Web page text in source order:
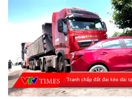
VTV
VTV Sức khoẻ Bất
Thị trường 24h Tấm
VTV4